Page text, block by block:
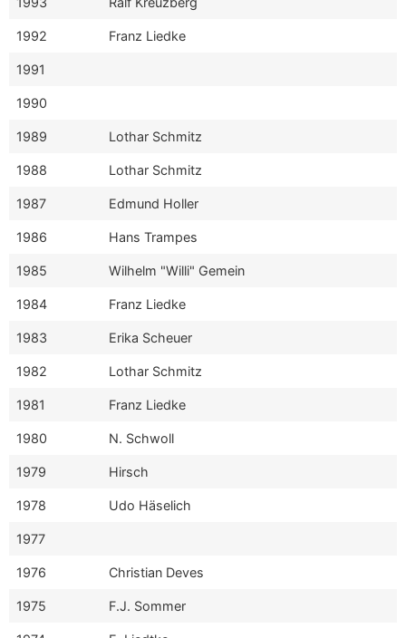
1992 Franz Liedke
1991
1990
1989 Lothar Schmitz
1988 Lothar Schmitz
1987 Edmund Holler
1986 Hans Trampes
1985 Wilhelm "Willi" Gemein
1984 Franz Liedke
1983 Erika Scheuer
1982 Lothar Schmitz
1981 Franz Liedke
1980 N. Schwoll
1979 Hirsch
1978 Udo Häselich
1977
1976 Christian Deves
1975 F.J. Sommer